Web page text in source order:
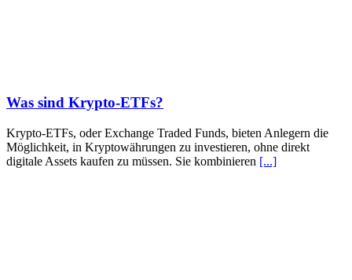
Was sind Krypto-ETFs?
Krypto-ETFs, oder Exchange Traded Funds, bieten Anlegern die
Möglichkeit, in Kryptowährungen zu investieren, ohne direkt
digitale Assets kaufen zu müssen. Sie kombinieren [...]